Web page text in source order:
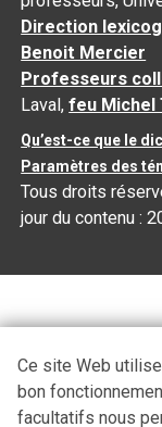
Direction
Benoit Mercier
Professeurs
Laval,feu
Qu’est-ce que le
Paramètres des
Tous droits
jour du contenu :
Ce site Web
bon
facultatifs nous